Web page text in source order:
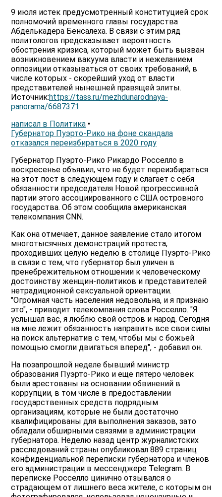
9 июля истек предусмотренный конституцией срок
полномочий временного главы государства
Абделькадера Бенсалеха. В связи с этим ряд
политологов предсказывает вероятность
обострения кризиса, который может быть вызван
возникновением вакуума власти и нежеланием
оппозиции отказываться от своих требований, в
числе которых - скорейший уход от власти
представителей нынешней правящей элиты.
Источник:https://tass.ru/mezhdunarodnaya-
panorama/6687371
написал в Политика •
Губернатор Пуэрто-Рико на фоне скандала
отказался переизбираться в 2020 году
Губернатор Пуэрто-Рико Рикардо Росселло в
воскресенье объявил, что не будет переизбираться
на этот пост в следующем году и слагает с себя
обязанности председателя Новой прогрессивной
партии этого ассоциированного с США островного
государства. Об этом сообщила американская
телекомпания CNN.
Как она отмечает, данное заявление стало итогом
многотысячных демонстраций протеста,
проходивших целую неделю в столице Пуэрто-Рико
в связи с тем, что губернатор был уличен в
пренебрежительном отношении к человеческому
достоинству женщин-политиков и представителей
нетрадиционной сексуальной ориентации.
"Огромная часть населения недовольна, и я признаю
это", - приводит телекомпания слова Росселло. "Я
услышал вас, я люблю свой остров и народ. Сегодня
на мне лежит обязанность направить все свои силы
на поиск альтернатив с тем, чтобы мы с божьей
помощью смогли двигаться вперед", - добавил он.
На позапрошлой неделе бывший министр
образования Пуэрто-Рико и еще пятеро человек
были арестованы на основании обвинений в
коррупции, в том числе в предоставлении
государственных средств подрядным
организациям, которые не были достаточно
квалифицированы для выполнения заказов, зато
обладали обширными связями в администрации
губернатора. Неделю назад центр журналистских
расследований страны опубликовал 889 страниц
конфиденциальной переписки губернатора и членов
его администрации в мессенджере Telegram. В
переписке Росселло цинично отзывался о
страдающем от лишнего веса жителе, с которым он